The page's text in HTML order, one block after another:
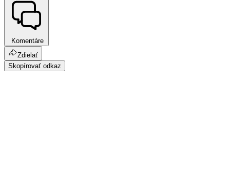
Komentáre
Zdielať
Skopírovať odkaz